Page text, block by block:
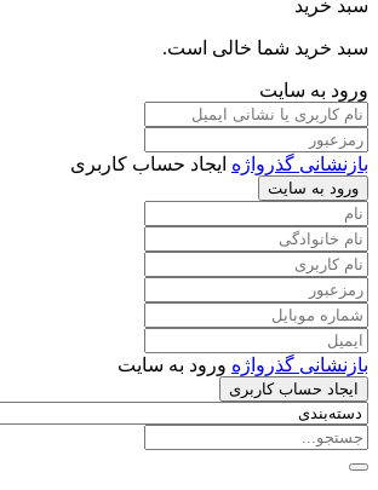
سبد خرید
سبد خرید شما خالی است.
ورود به سایت
بازنشانی گذرواژه ایجاد حساب کاربری
ورود به سایت
بازنشانی گذرواژه ورود به سایت
ایجاد حساب کاربری